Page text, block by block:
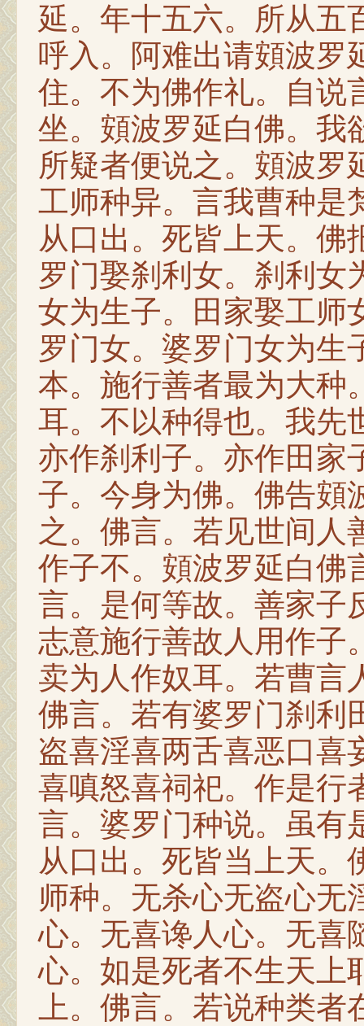
延。年十五六。所从五
呼入。阿难出请頞波罗
住。不为佛作礼。自说
坐。頞波罗延白佛。我
所疑者便说之。頞波罗
工师种异。言我曹种是
从口出。死皆上天。佛
罗门娶刹利女。刹利女
女为生子。田家娶工师
罗门女。婆罗门女为生
本。施行善者最为大种
耳。不以种得也。我先
亦作刹利子。亦作田家
子。今身为佛。佛告頞
之。佛言。若见世间人
作子不。頞波罗延白佛
言。是何等故。善家子
志意施行善故人用作子
卖为人作奴耳。若曹言
佛言。若有婆罗门刹利
盗喜淫喜两舌喜恶口喜
喜嗔怒喜祠祀。作是行
言。婆罗门种说。虽有
从口出。死皆当上天。
师种。无杀心无盗心无
心。无喜谗人心。无喜
心。如是死者不生天上
上。佛言。若说种类